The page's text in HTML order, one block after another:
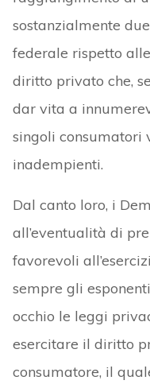
sostanzialmente
federale rispetto
diritto privato che,
dar vita a
singoli consumatori
inadempienti.
Dal canto loro, i
all’eventualità di
favorevoli
sempre gli
occhio le leggi
esercitare il diritto
consumatore, il